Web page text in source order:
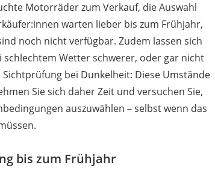
Motorräder zum Verkauf, die Auswahl
warten lieber bis zum Frühjahr,
noch nicht verfügbar. Zudem lassen sich
Wetter schwerer, oder gar nicht
bei Dunkelheit: Diese Umstände
Sie sich daher Zeit und versuchen Sie,
auszuwählen – selbst wenn das
bis zum Frühjahr